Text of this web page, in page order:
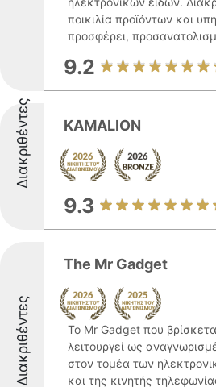
ποικιλία προϊόντων και
προσφέρει,
9.2
Διακριθέντες KAMALION
9.3
Διακριθέντες
The Mr Gadget
Το Mr Gadget που
λειτουργεί ως
στον τομέα των
και της κινητής